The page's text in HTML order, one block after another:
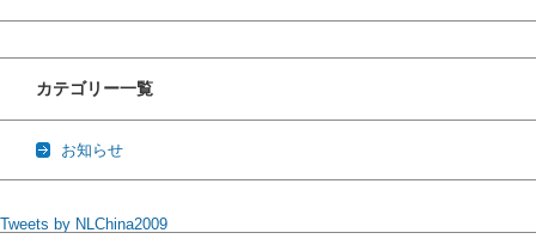
カテゴリー一覧
お知らせ
Tweets by NLChina2009